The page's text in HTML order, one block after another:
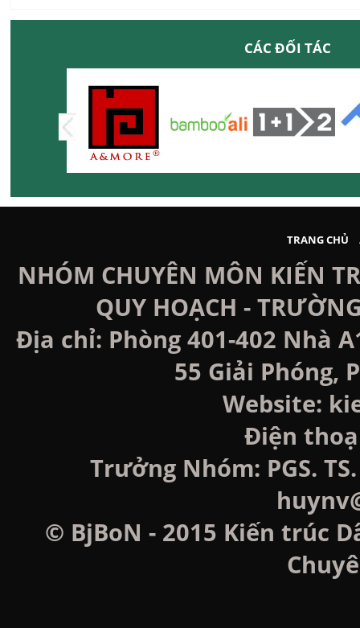
CÁC ĐỐI TÁC
TRANG CHỦ
NHÓM CHUYÊN MÔN KIẾN
QUY HOẠCH -
Địa chỉ: Phòng 401-402 Nhà
55 Giải Phóng,
Website:
Điện
Trưởng Nhóm: PGS.
© BjBoN - 2015 Kiến trúc